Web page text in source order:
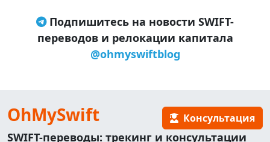
Подпишитесь на новости SWIFT-
переводов и релокации капитала
@ohmyswiftblog
OhMySwift Консультация
SWIFT-переводы: трекинг и консультации